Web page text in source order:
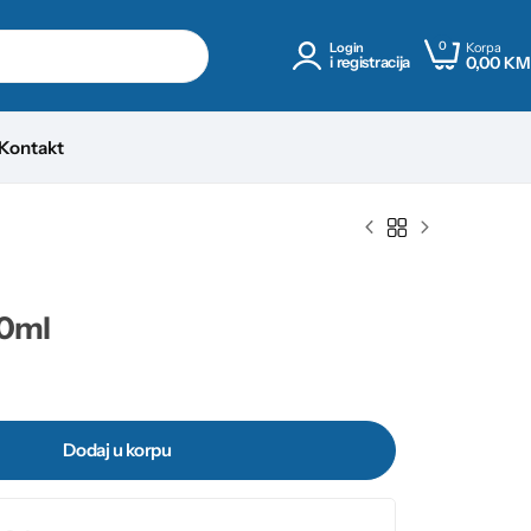
Login
i registracija
0 Korpa
0,00KM
Kontakt
Dodaj u korpu